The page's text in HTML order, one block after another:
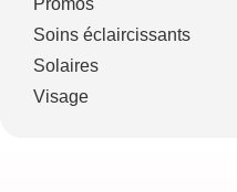
Promos
Soins éclaircissants
Solaires
Visage